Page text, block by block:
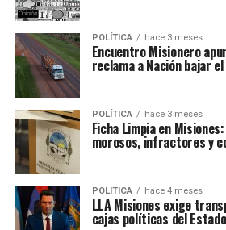
POLÍTICA hace 3 meses
Encuentro Misionero
reclama a Nación bajar el
POLÍTICA hace 3 meses
Ficha Limpia en
morosos, infractores y
POLÍTICA hace 4 meses
LLA Misiones exige
cajas políticas del Estado